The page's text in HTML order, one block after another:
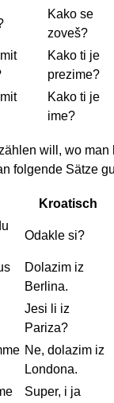
Kako se
zoveš?
Kako ti je
prezime?
Kako ti je
ime?
will, wo man
folgende Sätze
Kroatisch
Odakle si?
Dolazim iz
Berlina.
Jesi li iz
Pariza?
Ne, dolazim iz
Londona.
Super, i ja